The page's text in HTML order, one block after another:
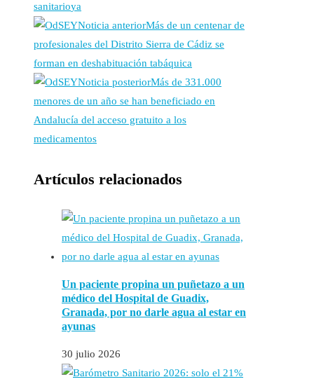
sanitarioya
Noticia anteriorMás de un centenar de
profesionales del Distrito Sierra de Cádiz se
forman en deshabituación tabáquica
Noticia posteriorMás de 331.000
menores de un año se han beneficiado en
Andalucía del acceso gratuito a los
medicamentos
Artículos relacionados
Un paciente propina un puñetazo a un
médico del Hospital de Guadix,
Granada, por no darle agua al estar en
ayunas
30 julio 2026